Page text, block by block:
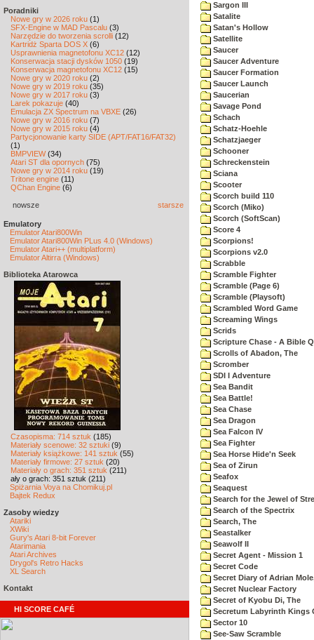
Poradniki
Nowe gry w 2026 roku (1)
SFX-Engine w MAD Pascalu (3)
Narzędzie do tworzenia scrolli (12)
Kartridż Sparta DOS X (6)
Usprawnienia magnetofonu XC12 (12)
Konserwacja stacji dysków 1050 (19)
Konserwacja magnetofonu XC12 (15)
Nowe gry w 2020 roku (2)
Nowe gry w 2019 roku (35)
Nowe gry w 2017 roku (3)
Larek pokazuje (40)
Emulacja ZX Spectrum na VBXE (26)
Nowe gry w 2016 roku (7)
Nowe gry w 2015 roku (4)
Partycjonowanie karty SIDE (APT/FAT16/FAT32)
(1)
BMPVIEW(34)
Atari ST dla opornych (75)
Nowe gry w 2014 roku (19)
Tritone engine (11)
QChan Engine (6)
nowsze starsze
Emulatory
Emulator Atari800Win
Emulator Atari800Win PLus 4.0 (Windows)
Emulator Atari++ (multiplatform)
Emulator Altirra (Windows)
Biblioteka Atarowca
Czasopisma: 714 sztuk (185)
Materiały scenowe: 32 sztuki (9)
Materiały książkowe: 141 sztuk (55)
Materiały firmowe: 27 sztuk (20)
Materiały o grach: 351 sztuk (211)
ały o grach: 351 sztuk (211)
Spiżarnia Voya na Chomikuj.pl
Bajtek Redux
Zasoby wiedzy
Atariki
XWiki
Gury's Atari 8-bit Forever
Atarimania
Atari Archives
Drygol's Retro Hacks
XL Search
Kontakt
HI SCORE CAFÉ
Sargon III
Satalite
Satan's Hollow
Satellite
Saucer
Saucer Adventure
Saucer Formation
Saucer Launch
Saucerian
Savage Pond
Schach
Schatz-Hoehle
Schatzjaeger
Schooner
Schreckenstein
Sciana
Scooter
Scorch build 110
Scorch (Miko)
Scorch (SoftScan)
Score 4
Scorpions!
Scorpions v2.0
Scrabble
Scramble Fighter
Scramble (Page 6)
Scramble (Playsoft)
Scrambled Word Game
Screaming Wings
Scrids
Scripture Chase - A Bible
Scrolls of Abadon, The
Scromber
SDI I Adventure
Sea Bandit
Sea Battle!
Sea Chase
Sea Dragon
Sea Falcon IV
Sea Fighter
Sea Horse Hide'n Seek
Sea of Zirun
Seafox
Seaquest
Search for the Jewel of
Search of the Spectrix
Search, The
Seastalker
Seawolf II
Secret Agent - Mission 1
Secret Code
Secret Diary of Adrian
Secret Nuclear Factory
Secret of Kyobu Di, The
Secretum Labyrinth Kings
Sector 10
See-Saw Scramble